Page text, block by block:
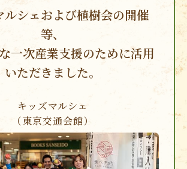
ルシェおよび植樹会の開催
等、
一次産業支援のために活用
いただきました。
キッズマルシェ
（東京交通会館）